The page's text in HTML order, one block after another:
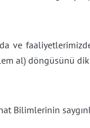
ve
al) döngüsünü
Bilimlerinin